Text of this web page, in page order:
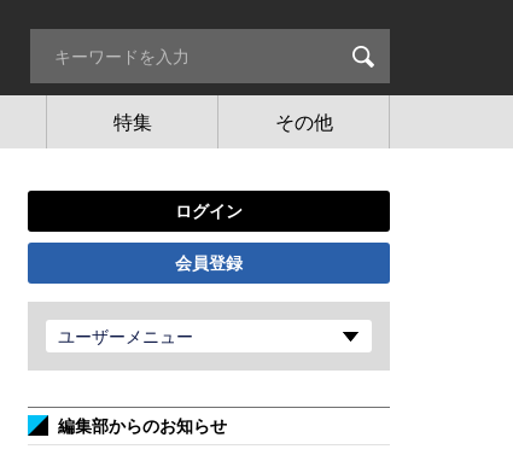
特集 その他
ログイン
会員登録
ユーザーメニュー
編集部からのお知らせ